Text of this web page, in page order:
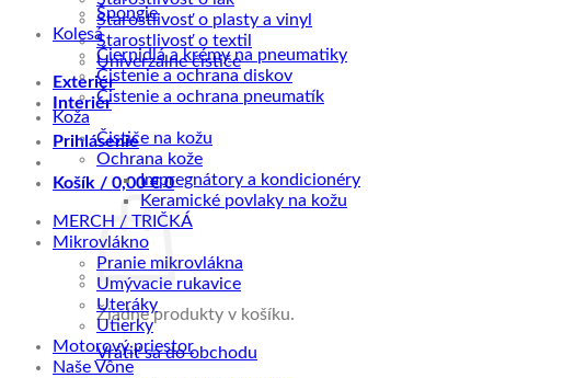
Starostlivosť o plasty a vinyl
Starostlivosť o textil
Univerzálne čističe
Exteriér
Interiér
Prihlásenie
Košík / 0,00€ 0
Žiadne produkty v košíku.
Vrátiť sa do obchodu
Špongie
Kolesá
Čiernidlá a krémy na pneumatiky
Čistenie a ochrana diskov
Čistenie a ochrana pneumatík
Koža
Čističe na kožu
Ochrana kože
Impregnátory a kondicionéry
Keramické povlaky na kožu
MERCH / TRIČKÁ
Mikrovlákno
Pranie mikrovlákna
Umývacie rukavice
Uteráky
Utierky
Motorový priestor
Naše Vône